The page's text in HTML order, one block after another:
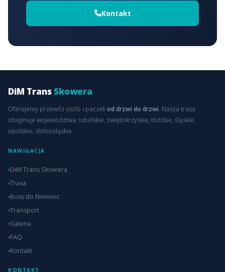
Kontakt
DiM Trans Skowera
Oferujemy przewóz osób i paczekod drzwi do drzwi. Nasza trasa
obejmuje województwa: lubelskie, świętokrzyskie, łódzkie, śląskie,
opolskie, dolnośląskie.
NAWIGACJA
DiM Trans Skowera
Trasa
Busy do Niemiec
Transport
Galeria
FAQ
Kontakt
KONTAKT